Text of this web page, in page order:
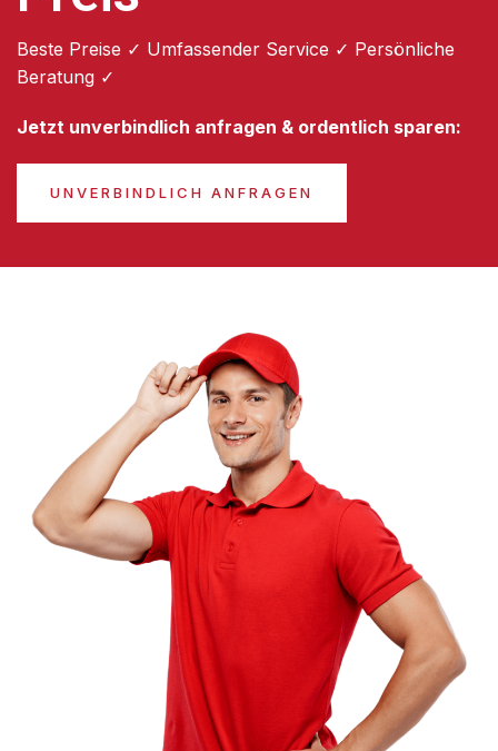
Beste Preise ✓ Umfassender Service ✓ Persönliche
Beratung ✓
Jetzt unverbindlich anfragen & ordentlich sparen:
UNVERBINDLICH ANFRAGEN